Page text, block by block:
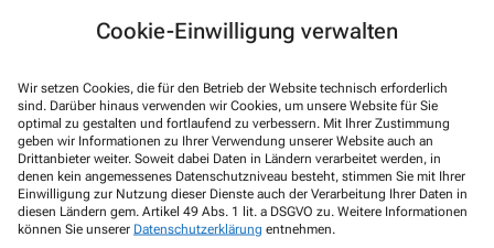
Cookie-Einwilligung verwalten
Wir setzen Cookies, die für den Betrieb der Website technisch erforderlich
sind. Darüber hinaus verwenden wir Cookies, um unsere Website für Sie
optimal zu gestalten und fortlaufend zu verbessern. Mit Ihrer Zustimmung
geben wir Informationen zu Ihrer Verwendung unserer Website auch an
Drittanbieter weiter. Soweit dabei Daten in Ländern verarbeitet werden, in
denen kein angemessenes Datenschutzniveau besteht, stimmen Sie mit Ihrer
Einwilligung zur Nutzung dieser Dienste auch der Verarbeitung Ihrer Daten in
diesen Ländern gem. Artikel 49 Abs. 1 lit. a DSGVO zu. Weitere Informationen
können Sie unserer Datenschutzerklärung entnehmen.
post. Edit or delete it, then start writing!
Mehr lesen
Kontakt